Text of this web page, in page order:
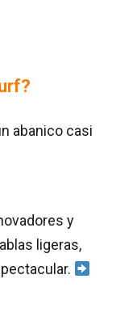
abanico casi
y
ligeras,